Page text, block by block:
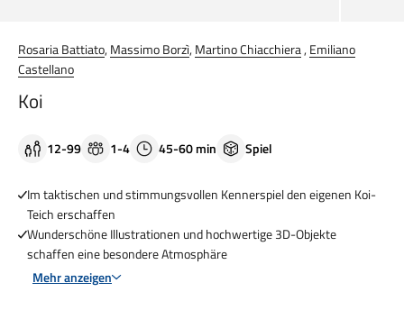
Rosaria Battiato,Massimo Borzì,Martino Chiacchiera,Emiliano
Castellano
Koi
12-99 1-4 45-60 min Spiel
Im taktischen und stimmungsvollen Kennerspiel den eigenen Koi-
Teich erschaffen
Wunderschöne Illustrationen und hochwertige 3D-Objekte
schaffen eine besondere Atmosphäre
Mehr anzeigen